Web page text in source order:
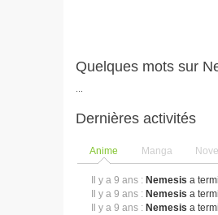
Quelques mots sur
Dernières activités
Anime Manga
Il y a 9 ans : Nemesis a
Il y a 9 ans : Nemesis a
Il y a 9 ans : Nemesis a